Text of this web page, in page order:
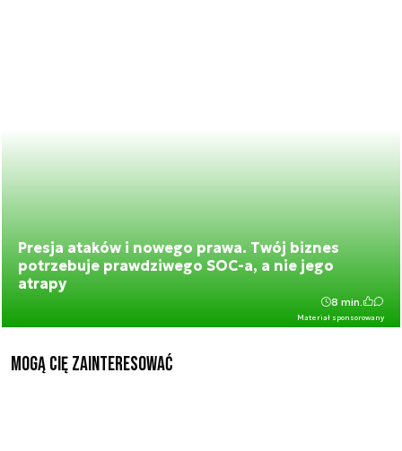
Presja ataków i nowego prawa. Twój biznes
potrzebuje prawdziwego SOC-a, a nie jego
atrapy
Materiał sponsorowany
8 min.
Mogą Cię zainteresować